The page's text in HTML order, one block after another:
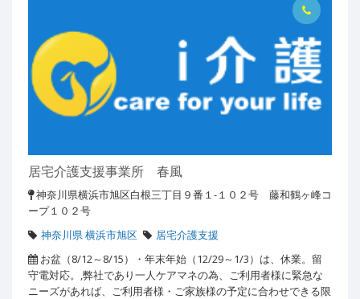
居宅介護支援事業所 春風
神奈川県横浜市旭区白根三丁目９番１-１０２号 藤和鶴ヶ峰コ
ープ１０２号
神奈川県 横浜市旭区
居宅介護支援
お盆（8/12～8/15）・年末年始（12/29～1/3）は、休業。留
守電対応。,弊社であり一人ケアマネの為、ご利用者様に緊急な
ニーズがあれば、ご利用者様・ご家族様の予定に合わせできる限